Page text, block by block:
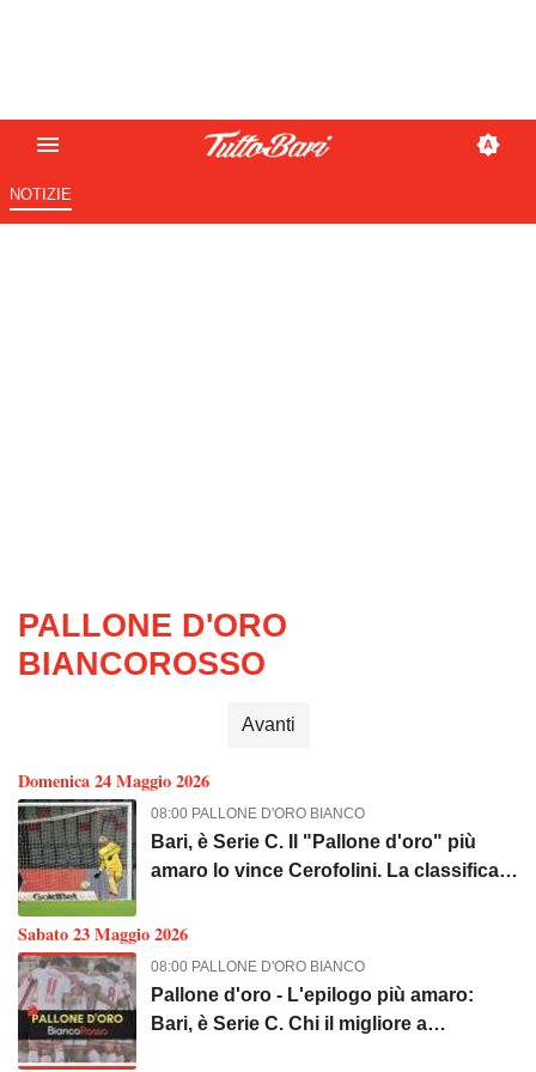
NOTIZIE
PALLONE D'ORO
BIANCOROSSO
Avanti
Domenica 24 Maggio 2026
08:00 PALLONE D'ORO BIANCO
Bari, è Serie C. Il "Pallone d'oro" più
amaro lo vince Cerofolini. La classifica
Sabato 23 Maggio 2026
08:00 PALLONE D'ORO BIANCO
Pallone d'oro - L'epilogo più amaro:
Bari, è Serie C. Chi il migliore a